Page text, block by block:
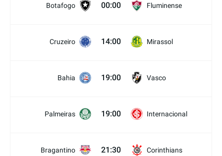
Botafogo 00:00 Fluminense
Cruzeiro 14:00 Mirassol
Bahia 19:00 Vasco
Palmeiras 19:00 Internacional
Bragantino 21:30 Corinthians